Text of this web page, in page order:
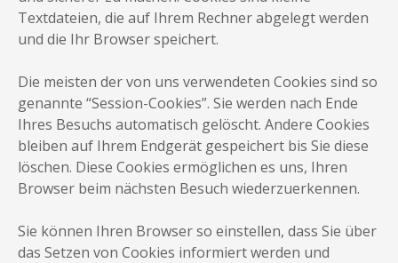
Textdateien, die auf Ihrem Rechner abgelegt werden
und die Ihr Browser speichert.
Die meisten der von uns verwendeten Cookies sind so
genannte “Session-Cookies”. Sie werden nach Ende
Ihres Besuchs automatisch gelöscht. Andere Cookies
bleiben auf Ihrem Endgerät gespeichert bis Sie diese
löschen. Diese Cookies ermöglichen es uns, Ihren
Browser beim nächsten Besuch wiederzuerkennen.
Sie können Ihren Browser so einstellen, dass Sie über
das Setzen von Cookies informiert werden und